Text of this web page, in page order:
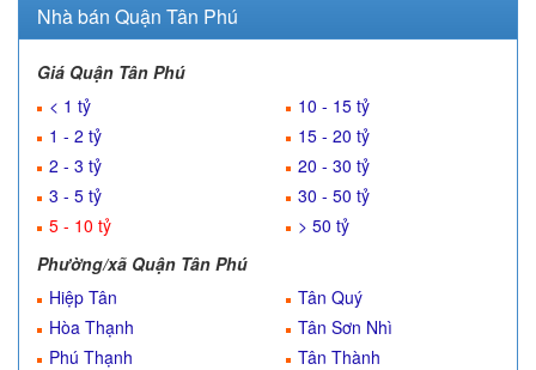
Nhà bán Quận Tân Phú
Giá Quận Tân Phú
< 1 tỷ
1 - 2 tỷ
2 - 3 tỷ
3 - 5 tỷ
5 - 10 tỷ
10 - 15 tỷ
15 - 20 tỷ
20 - 30 tỷ
30 - 50 tỷ
> 50 tỷ
Phường/xã Quận Tân Phú
Hiệp Tân
Hòa Thạnh
Phú Thạnh
Tân Quý
Tân Sơn Nhì
Tân Thành